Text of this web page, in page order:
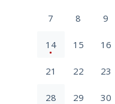
7 8 9
14 15 16
21 22 23
28 29 30